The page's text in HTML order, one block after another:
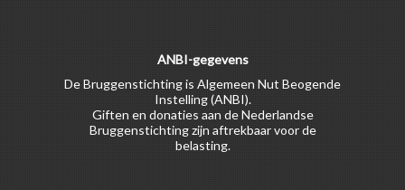
ANBI-gegevens
De Bruggenstichting is Algemeen Nut Beogende
Instelling (ANBI).
Giften en donaties aan de Nederlandse
Bruggenstichting zijn aftrekbaar voor de
belasting.